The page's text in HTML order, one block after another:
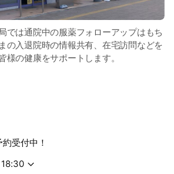
では通院中の服薬フォローアップはもち
の入退院時の情報共有、在宅訪問などを
様の健康をサポートします。
「薬師堂駅」より徒歩10分の場所に、当
話しするよう努めています。
困りごとがあれば、ぜひお気軽にお立ち
受付中！